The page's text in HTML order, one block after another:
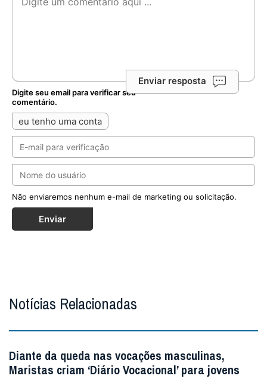
Enviar resposta
Digite seu email para verificar seu
comentário.
eu tenho uma conta
Não enviaremos nenhum e-mail de marketing ou solicitação.
Enviar
Notícias Relacionadas
Diante da queda nas vocações masculinas,
Maristas criam ‘Diário Vocacional’ para jovens